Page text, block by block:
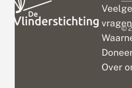
vragen
Over
©